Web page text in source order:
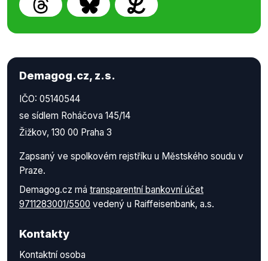
Demagog.cz, z.s.
IČO: 05140544
se sídlem Roháčova 145/14
Žižkov, 130 00 Praha 3
Zapsaný ve spolkovém rejstříku u Městského soudu v
Praze.
Demagog.cz má transparentní bankovní účet
9711283001/5500 vedený u Raiffeisenbank, a.s.
Kontakty
Kontaktní osoba